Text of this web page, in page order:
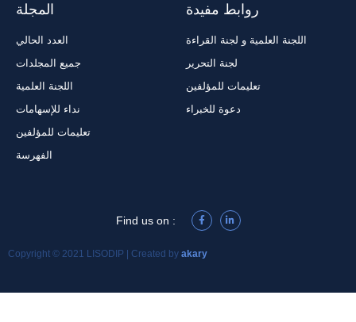
المجلة
العدد الحالي
جميع المجلدات
اللجنة العلمية
نداء للإسهامات
تعليمات للمؤلفين
الفهرسة
روابط مفيدة
اللجنة العلمية و لجنة القراءة
لجنة التحرير
تعليمات للمؤلفين
دعوة للخبراء
Copyright © 2021 LISODIP | Created by akary
Find us on :